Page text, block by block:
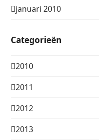
januari 2010
Categorieën
2010
2011
2012
2013